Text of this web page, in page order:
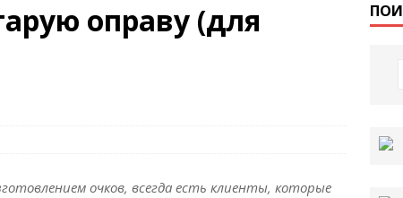
оправу (для
очков, всегда есть клиенты, которые